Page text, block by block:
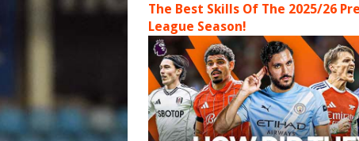
The Best Skills Of The 2025/26
League Season!